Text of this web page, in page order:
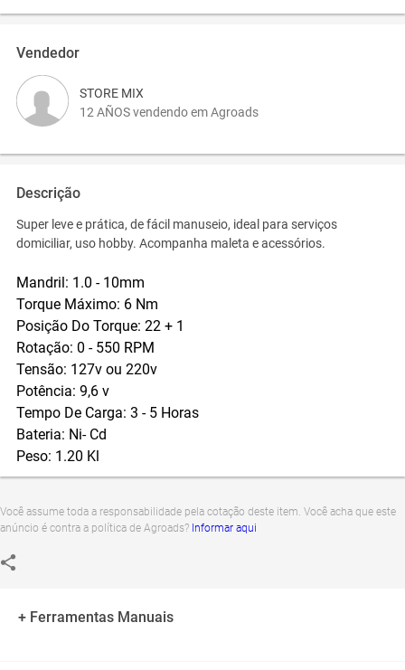
Vendedor
STORE MIX
12 AÑOS vendendo em Agroads
Descrição
Super leve e prática, de fácil manuseio, ideal para serviços
domiciliar, uso hobby. Acompanha maleta e acessórios.
Mandril: 1.0 - 10mm
Torque Máximo: 6 Nm
Posição Do Torque: 22 + 1
Rotação: 0 - 550 RPM
Tensão: 127v ou 220v
Potência: 9,6 v
Tempo De Carga: 3 - 5 Horas
Bateria: Ni- Cd
Peso: 1.20 Kl
Você assume toda a responsabilidade pela cotação deste item. Você acha que este
anúncio é contra a política de Agroads? Informar aqui
+ Ferramentas Manuais